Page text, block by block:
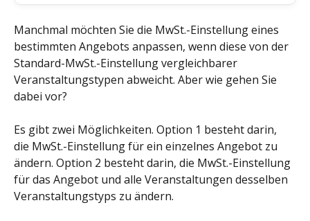
Manchmal möchten Sie die MwSt.-Einstellung eines
bestimmten Angebots anpassen, wenn diese von der
Standard-MwSt.-Einstellung vergleichbarer
Veranstaltungstypen abweicht. Aber wie gehen Sie
dabei vor?
Es gibt zwei Möglichkeiten. Option 1 besteht darin,
die MwSt.-Einstellung für ein einzelnes Angebot zu
ändern. Option 2 besteht darin, die MwSt.-Einstellung
für das Angebot und alle Veranstaltungen desselben
Veranstaltungstyps zu ändern.